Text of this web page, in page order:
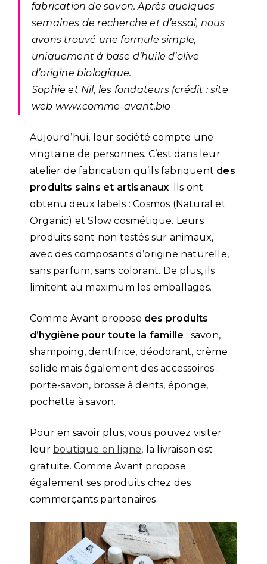
fabrication de savon. Après quelques
semaines de recherche et d’essai, nous
avons trouvé une formule simple,
uniquement à base d’huile d’olive
d’origine biologique.
Sophie et Nil, les fondateurs (crédit : site
web www.comme-avant.bio
Aujourd’hui, leur société compte une
vingtaine de personnes. C’est dans leur
atelier de fabrication qu’ils fabriquent des
produits sains et artisanaux. Ils ont
obtenu deux labels : Cosmos (Natural et
Organic) et Slow cosmétique. Leurs
produits sont non testés sur animaux,
avec des composants d’origine naturelle,
sans parfum, sans colorant. De plus, ils
limitent au maximum les emballages.
Comme Avant propose des produits
d’hygiène pour toute la famille : savon,
shampoing, dentifrice, déodorant, crème
solide mais également des accessoires :
porte-savon, brosse à dents, éponge,
pochette à savon.
Pour en savoir plus, vous pouvez visiter
leur boutique en ligne, la livraison est
gratuite. Comme Avant propose
également ses produits chez des
commerçants partenaires.